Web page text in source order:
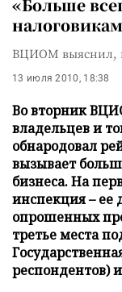
«Больше
ВЦИОМ выяснил,
13 июля 2010, 18:38
Во вторник
владельцев и
обнародовал
вызывает
бизнеса. На
инспекция – ее
опрошенных
третье места
респондентов)